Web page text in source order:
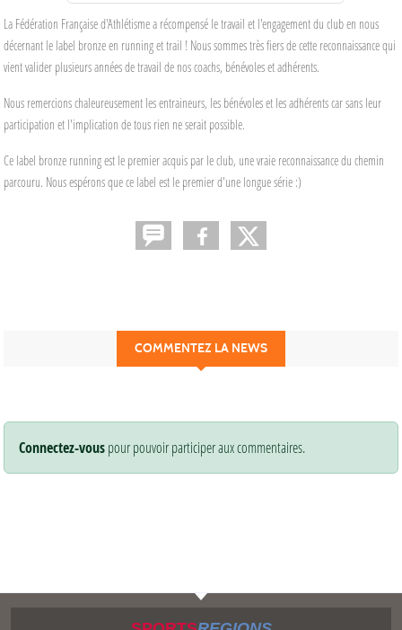
La Fédération Française d'Athlétisme a récompensé le travail et l'engagement du club en nous
décernant le label bronze en running et trail ! Nous sommes très fiers de cette reconnaissance qui
vient valider plusieurs années de travail de nos coachs, bénévoles et adhérents.
Nous remercions chaleureusement les entraineurs, les bénévoles et les adhérents car sans leur
participation et l'implication de tous rien ne serait possible.
Ce label bronze running est le premier acquis par le club, une vraie reconnaissance du chemin
parcouru. Nous espérons que ce label est le premier d'une longue série :)
COMMENTEZ LA NEWS
Connectez-vouspour pouvoir participer aux commentaires.